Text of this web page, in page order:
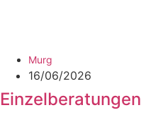
Murg
16/06/2026
Einzelberatungen